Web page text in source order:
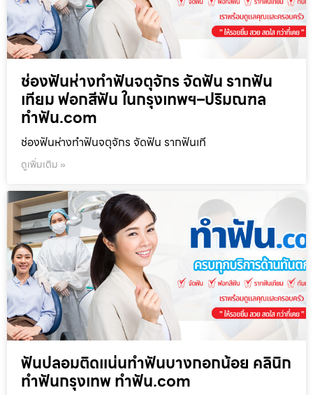
ช่องฟันห่างทำฟันจตุจักร จัดฟัน รากฟัน
เทียม ฟอกสีฟัน ในกรุงเทพฯ–ปริมณฑล
ทำฟัน.com
ช่องฟันห่างทำฟันจตุจักร จัดฟัน รากฟันเที
ดูเพิ่มเติม »
ฟันปลอมติดแน่นทำฟันบางกอกน้อย คลินิก
ทำฟันกรุงเทพ ทำฟัน.com